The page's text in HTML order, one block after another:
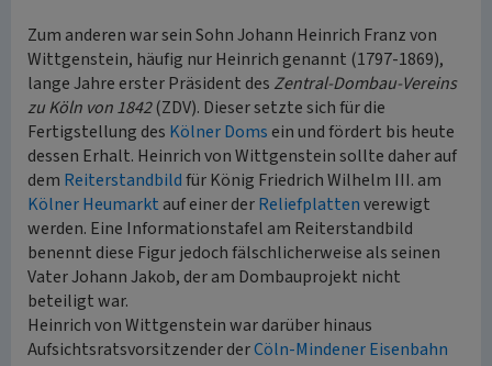
Zum anderen war sein Sohn Johann Heinrich Franz von
Wittgenstein, häufig nur Heinrich genannt (1797-1869),
lange Jahre erster Präsident des Zentral-Dombau-Vereins
zu Köln von 1842(ZDV). Dieser setzte sich für die
Fertigstellung des Kölner Doms ein und fördert bis heute
dessen Erhalt. Heinrich von Wittgenstein sollte daher auf
dem Reiterstandbildfür König Friedrich Wilhelm III. am
Kölner Heumarkt auf einer derReliefplattenverewigt
werden. Eine Informationstafel am Reiterstandbild
benennt diese Figur jedoch fälschlicherweise als seinen
Vater Johann Jakob, der am Dombauprojekt nicht
beteiligt war.
Heinrich von Wittgenstein war darüber hinaus
Aufsichtsratsvorsitzender derCöln-Mindener Eisenbahn